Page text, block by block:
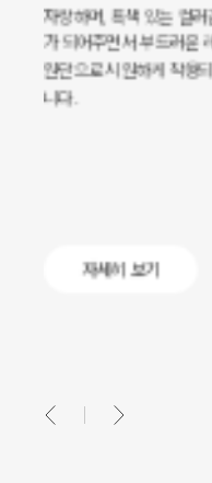
자랑하며, 특색 있는 컬
가 되어주면서 부드러운
원단으로 시원하게 착용
니다.
자세히 보기